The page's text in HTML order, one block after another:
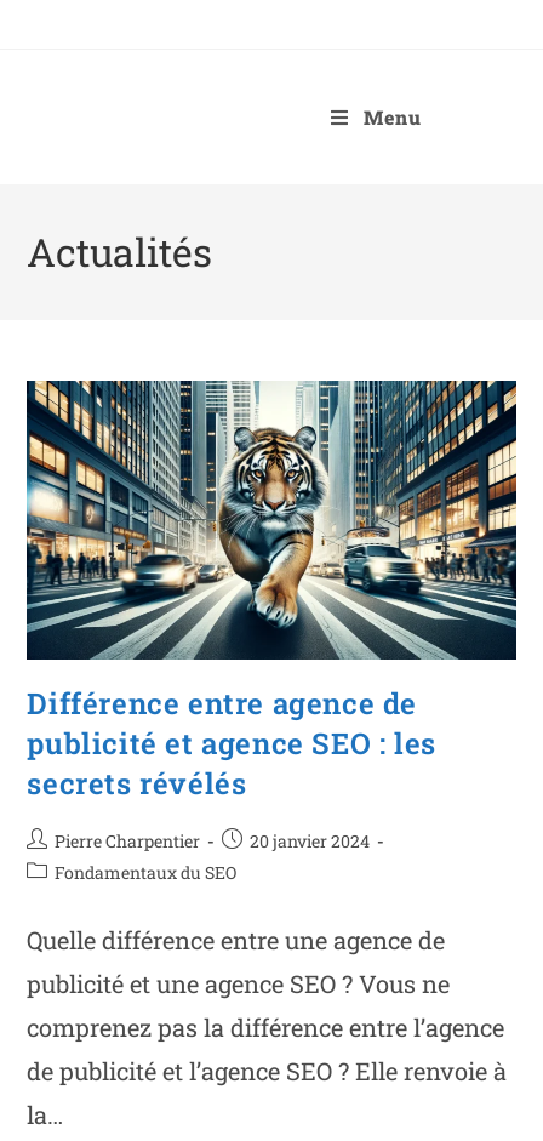
Menu
Actualités
Différence entre agence de
publicité et agence SEO : les
secrets révélés
Pierre Charpentier
20 janvier 2024
Fondamentaux du SEO
Quelle différence entre une agence de
publicité et une agence SEO ? Vous ne
comprenez pas la différence entre l’agence
de publicité et l’agence SEO ? Elle renvoie à
la…